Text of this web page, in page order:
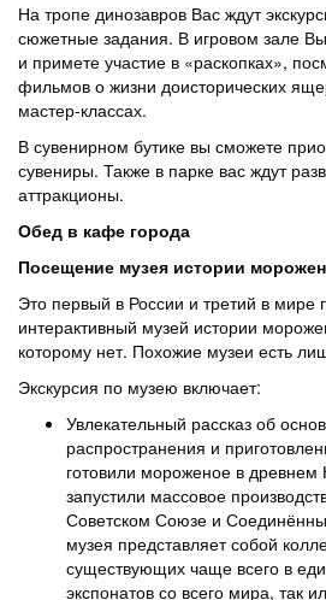
На тропе динозавров Вас ждут
сюжетные задания. В игровом зале
и примете участие в «раскопках»,
фильмов о жизни доисторических
мастер-классах.
В сувенирном бутике вы сможете
сувениры. Также в парке вас ждут
аттракционы.
Обед в кафе города
Посещение музея истории
Это первый в России и третий в мире
интерактивный музей истории
которому нет. Похожие музеи есть
Экскурсия по музею включает:
Увлекательный рассказ об
распространения и
готовили мороженое в древнем
запустили массовое
Советском Союзе и
музея представляет собой
существующих чаще всего в
экспонатов со всего мира, так